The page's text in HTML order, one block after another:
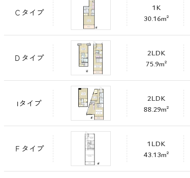
Ｃタイプ
1K
30.16m²
Ｄタイプ
2LDK
75.9m²
Iタイプ
2LDK
88.29m²
Ｆタイプ
1LDK
43.13m²